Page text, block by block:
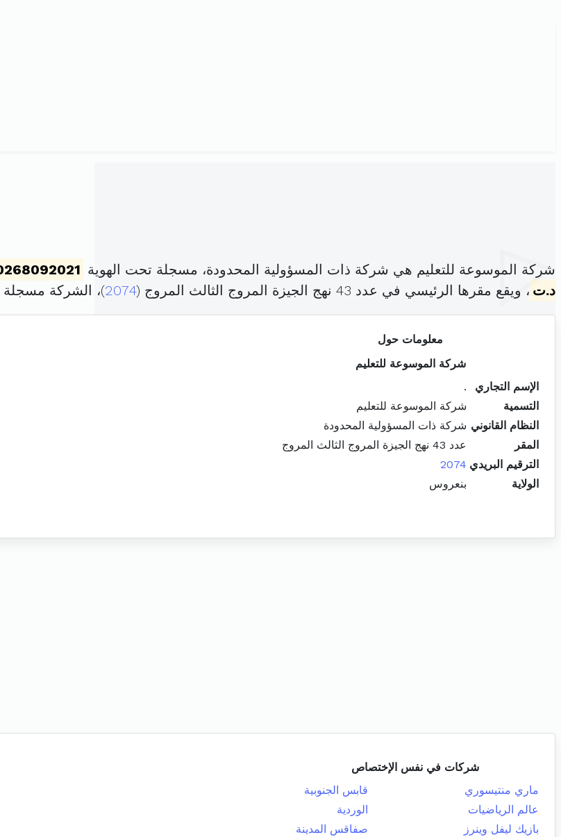
شركة الموسوعة للتعليم هي شركة ذات المسؤولية المحدودة، مسجلة تحت الهوية
د.ت ، ويقع مقرها الرئيسي في عدد 43 نهج الجيزة المروج الثالث المروج ( 2074)، الشركة
معلومات حول
شركة الموسوعة للتعليم
الإسم التجاري
.
التسمية
شركة الموسوعة للتعليم
النظام القانوني شركة ذات المسؤولية المحدودة
المقر
عدد 43 نهج الجيزة المروج الثالث المروج
الترقيم البريدي 2074
الولاية
بنعروس
شركات في نفس الإختصاص
ماري منتيسوري
قابس الجنوبية
عالم الرياضيات
الوردية
بازيك ليفل وينرز
صفاقس المدينة